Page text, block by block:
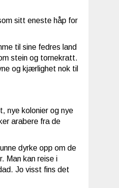
sitt eneste håp for
til sine fedres land
stein og tornekratt.
og kjærlighet nok til
nye kolonier og nye
arabere fra de
dyrke opp om de
Man kan reise i
Jo visst fins det